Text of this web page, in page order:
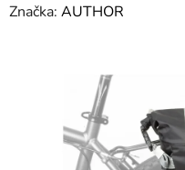
hodnocení
Značka: AUTHOR